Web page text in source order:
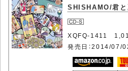
SHISHAMO/君
XQFQ-1411 1,018
発売日：2014/07/